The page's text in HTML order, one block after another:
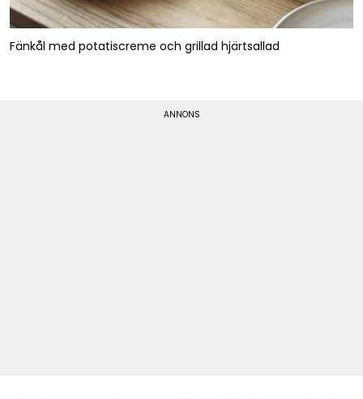
Fänkål med potatiscreme och grillad hjärtsallad